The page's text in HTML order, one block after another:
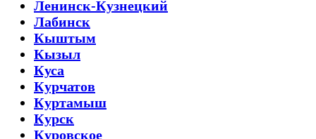
Ленинск-Кузнецкий
Лабинск
Кыштым
Кызыл
Куса
Курчатов
Куртамыш
Курск
Куровское